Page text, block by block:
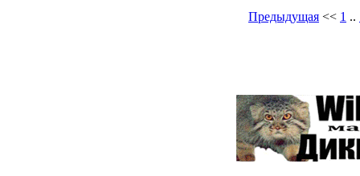
Предыдущая << 1 ..